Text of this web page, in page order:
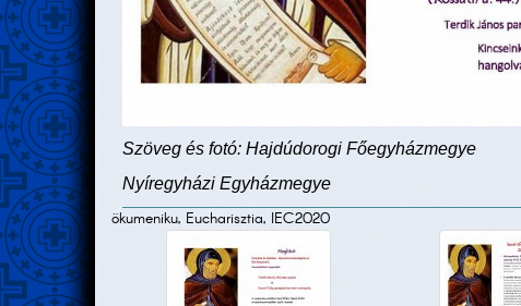
Szöveg és fotó: Hajdúdorogi Főegyházmegye
Nyíregyházi Egyházmegye
ökumeniku, Eucharisztia, IEC2020